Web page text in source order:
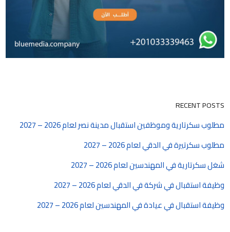
RECENT POSTS
مطلوب سكرتارية وموظفين استقبال مدينة نصر لعام 2026 – 2027
مطلوب سكرتيرة في الدقي لعام 2026 – 2027
شغل سكرتارية في المهندسين لعام 2026 – 2027
وظيفة استقبال في شركة في الدقي لعام 2026 – 2027
وظيفة استقبال في عيادة في المهندسين لعام 2026 – 2027